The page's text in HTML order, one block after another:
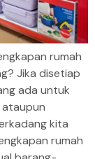
rumah
Jika disetiap
ada untuk
kita
rumah